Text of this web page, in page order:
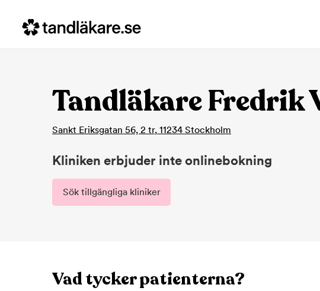
Tandläkare Fredrik
Sankt Eriksgatan 56, 2 tr, 11234 Stockholm
Kliniken erbjuder inte onlinebokning
Sök tillgängliga kliniker
Vad tycker patienterna?